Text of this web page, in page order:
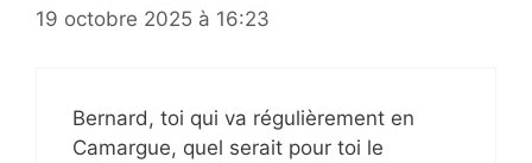
19 octobre 2025 à 16:23
Bernard, toi qui va régulièrement en
Camargue, quel serait pour toi le